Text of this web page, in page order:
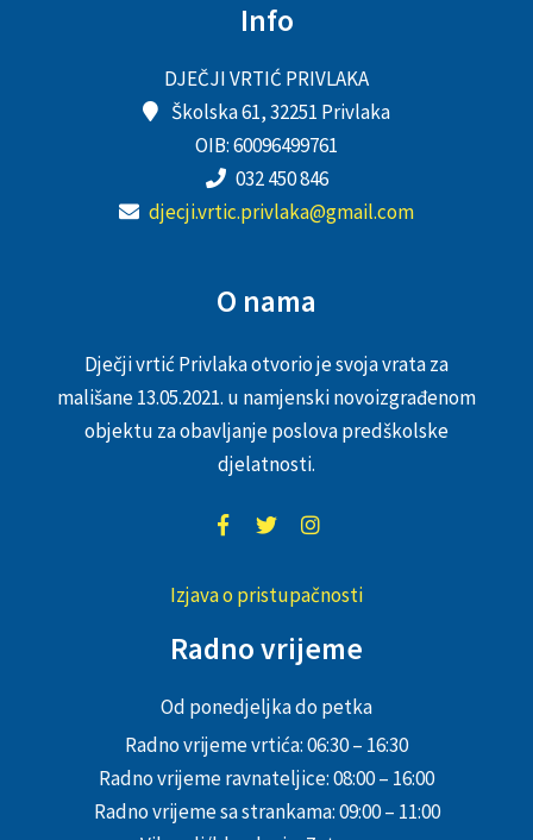
Info
DJEČJI VRTIĆ PRIVLAKA
Školska 61, 32251 Privlaka
OIB: 60096499761
032 450 846
djecji.vrtic.privlaka@gmail.com
O nama
Dječji vrtić Privlaka otvorio je svoja vrata za
mališane 13.05.2021. u namjenski novoizgrađenom
objektu za obavljanje poslova predškolske
djelatnosti.
Izjava o pristupačnosti
Radno vrijeme
Od ponedjeljka do petka
Radno vrijeme vrtića: 06:30 – 16:30
Radno vrijeme ravnateljice: 08:00 – 16:00
Radno vrijeme sa strankama: 09:00 – 11:00